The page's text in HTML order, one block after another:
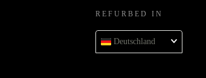
REFURBED IN
Deutschland